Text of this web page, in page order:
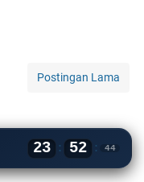
Postingan Lama
23 : 52 : 44